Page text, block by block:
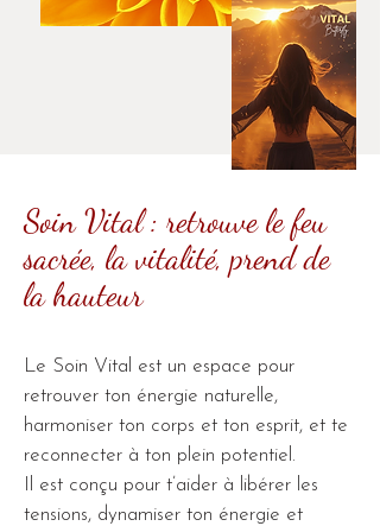
Soin Vital : retrouve le feu
sacrée, la vitalité, prend de
la hauteur
Le Soin Vital est un espace pour
retrouver ton énergie naturelle,
harmoniser ton corps et ton esprit, et te
reconnecter à ton plein potentiel.
Il est conçu pour t’aider à libérer les
tensions, dynamiser ton énergie et